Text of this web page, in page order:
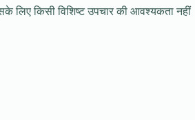
लिए किसी विशिष्ट उपचार की आवश्यकता नहीं